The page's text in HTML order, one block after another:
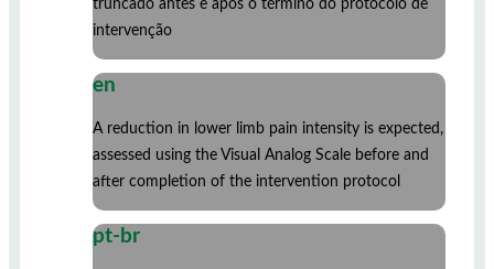
truncado antes e após o término do protocolo de
intervenção
en
A reduction in lower limb pain intensity is expected,
assessed using the Visual Analog Scale before and
after completion of the intervention protocol
pt-br